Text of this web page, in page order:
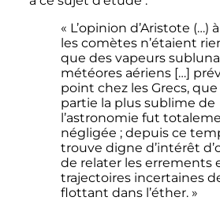
« L’opinion d’Aristote (…)
les comètes n’étaient
que des vapeurs
météores aériens […]
point chez les Grecs,
partie la plus sublime de
l’astronomie fut
négligée ; depuis ce
trouve digne d’intérêt
de relater les errements
trajectoires incertaines
flottant dans l’éther. »